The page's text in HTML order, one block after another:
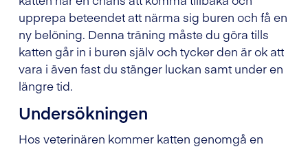
upprepa beteendet att närma sig buren och få en
ny belöning. Denna träning måste du göra tills
katten går in i buren själv och tycker den är ok att
vara i även fast du stänger luckan samt under en
längre tid.
Undersökningen
Hos veterinären kommer katten genomgå en